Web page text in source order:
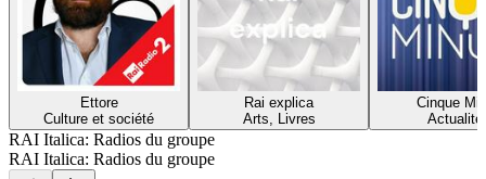
Ettore
Culture et société
Rai explica
Arts, Livres
Cinque
RAI Italica: Radios du groupe
RAI Italica: Radios du groupe